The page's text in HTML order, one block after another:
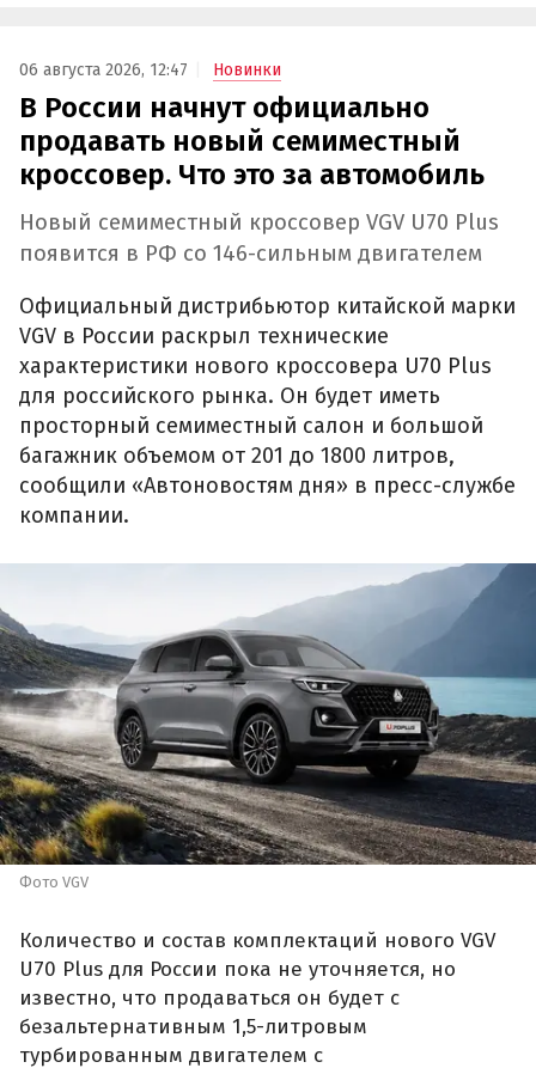
06 августа 2026, 12:47 Новинки
В России начнут официально
продавать новый семиместный
кроссовер. Что это за автомобиль
Новый семиместный кроссовер VGV U70 Plus
появится в РФ со 146-сильным двигателем
Официальный дистрибьютор китайской марки
VGV в России раскрыл технические
характеристики нового кроссовера U70 Plus
для российского рынка. Он будет иметь
просторный семиместный салон и большой
багажник объемом от 201 до 1800 литров,
сообщили «Автоновостям дня» в пресс-службе
компании.
Фото VGV
Количество и состав комплектаций нового VGV
U70 Plus для России пока не уточняется, но
известно, что продаваться он будет с
безальтернативным 1,5-литровым
турбированным двигателем с